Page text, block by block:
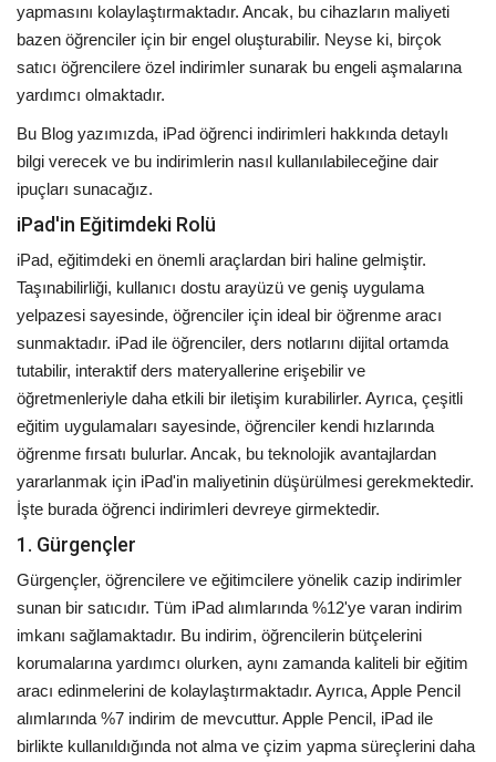
yapmasını kolaylaştırmaktadır. Ancak, bu cihazların maliyeti
bazen öğrenciler için bir engel oluşturabilir. Neyse ki, birçok
satıcı öğrencilere özel indirimler sunarak bu engeli aşmalarına
yardımcı olmaktadır.
Bu Blog yazımızda, iPad öğrenci indirimleri hakkında detaylı
bilgi verecek ve bu indirimlerin nasıl kullanılabileceğine dair
ipuçları sunacağız.
iPad'in Eğitimdeki Rolü
iPad, eğitimdeki en önemli araçlardan biri haline gelmiştir.
Taşınabilirliği, kullanıcı dostu arayüzü ve geniş uygulama
yelpazesi sayesinde, öğrenciler için ideal bir öğrenme aracı
sunmaktadır. iPad ile öğrenciler, ders notlarını dijital ortamda
tutabilir, interaktif ders materyallerine erişebilir ve
öğretmenleriyle daha etkili bir iletişim kurabilirler. Ayrıca, çeşitli
eğitim uygulamaları sayesinde, öğrenciler kendi hızlarında
öğrenme fırsatı bulurlar. Ancak, bu teknolojik avantajlardan
yararlanmak için iPad'in maliyetinin düşürülmesi gerekmektedir.
İşte burada öğrenci indirimleri devreye girmektedir.
1. Gürgençler
Gürgençler, öğrencilere ve eğitimcilere yönelik cazip indirimler
sunan bir satıcıdır. Tüm iPad alımlarında %12'ye varan indirim
imkanı sağlamaktadır. Bu indirim, öğrencilerin bütçelerini
korumalarına yardımcı olurken, aynı zamanda kaliteli bir eğitim
aracı edinmelerini de kolaylaştırmaktadır. Ayrıca, Apple Pencil
alımlarında %7 indirim de mevcuttur. Apple Pencil, iPad ile
birlikte kullanıldığında not alma ve çizim yapma süreçlerini daha